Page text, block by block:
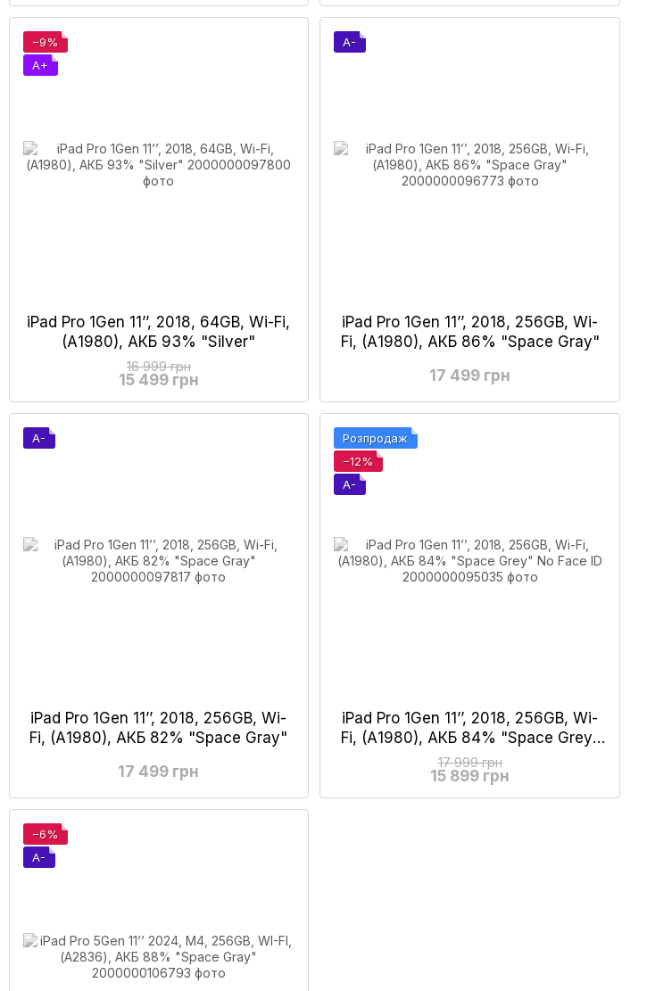
−9%
A+
iPad Pro 1Gen 11’’, 2018, 64GB, Wi-Fi,
(А1980), АКБ 93% "Silver"
16 999 грн
15 499 грн
A-
iPad Pro 1Gen 11’’, 2018, 256GB, Wi-
Fi, (А1980), АКБ 86% "Space Gray"
17 499 грн
A-
iPad Pro 1Gen 11’’, 2018, 256GB, Wi-
Fi, (А1980), АКБ 82% "Space Gray"
17 499 грн
Розпродаж
−12%
A-
iPad Pro 1Gen 11’’, 2018, 256GB, Wi-
Fi, (А1980), АКБ 84% "Space Grey"
No Face ID
17 999 грн
15 899 грн
−6%
A-